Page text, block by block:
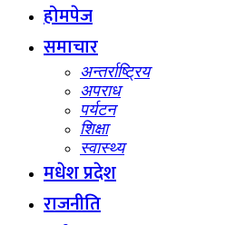
होमपेज
समाचार
अन्तर्राष्ट्रिय
अपराध
पर्यटन
शिक्षा
स्वास्थ्य
मधेश प्रदेश
राजनीति